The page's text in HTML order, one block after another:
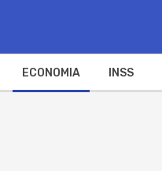
ECONOMIA INSS